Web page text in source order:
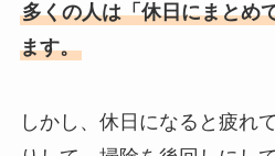
多くの人は「休日にまとめ
ます。
しかし、休日になると疲れ